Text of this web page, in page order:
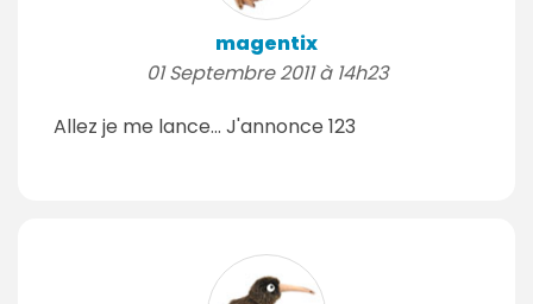
magentix
01 Septembre 2011 à 14h23
Allez je me lance... J'annonce 123